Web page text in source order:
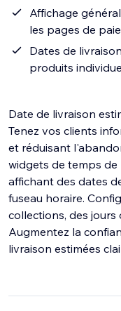
Affichage
les pages de
Dates de
produits
Date de livraison
Tenez vos clients
et réduisant
widgets de temps
affichant des dates
fuseau horaire.
collections, des jours
Augmentez la
livraison estimées